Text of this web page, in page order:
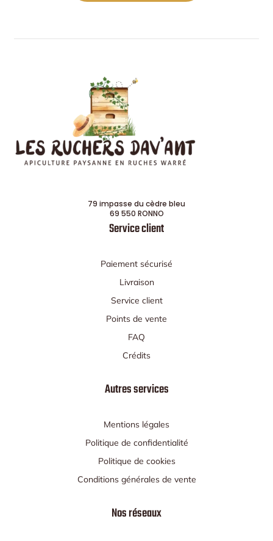
79 impasse du cèdre bleu
69 550 RONNO
Service client
Paiement sécurisé
Livraison
Service client
Points de vente
FAQ
Crédits
Autres services
Mentions légales
Politique de confidentialité
Politique de cookies
Conditions générales de vente
Nos réseaux